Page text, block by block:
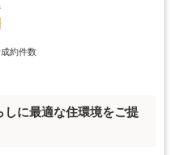
約件数
に最適な住環境をご提